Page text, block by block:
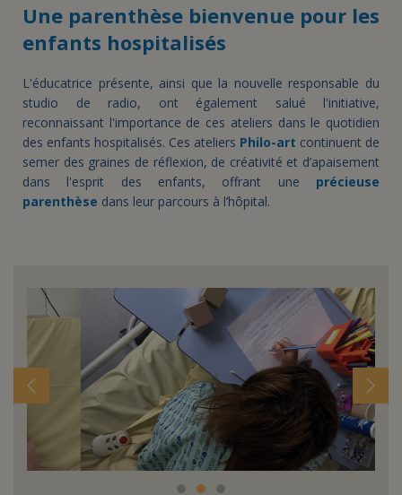
Une parenthèse bienvenue pour les
enfants hospitalisés
L'éducatrice présente, ainsi que la nouvelle responsable du
studio de radio, ont également salué l'initiative,
reconnaissant l'importance de ces ateliers dans le quotidien
des enfants hospitalisés. Ces ateliers Philo-art continuent de
semer des graines de réflexion, de créativité et d’apaisement
dans l'esprit des enfants, offrant une précieuse
parenthèse dans leur parcours à l’hôpital.